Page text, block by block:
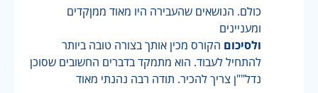
כולם. הנושאים שהעבירה היו מאוד ממןקדים
ומעניינים
ולסיכום הקורס מכין אותך בצורה טובה ביותר
להתחיל לעבוד. הוא מתמקד בדברים החשובים שסוכן
נדל""ן צריך להכיר. תודה רבה נהנתי מאוד